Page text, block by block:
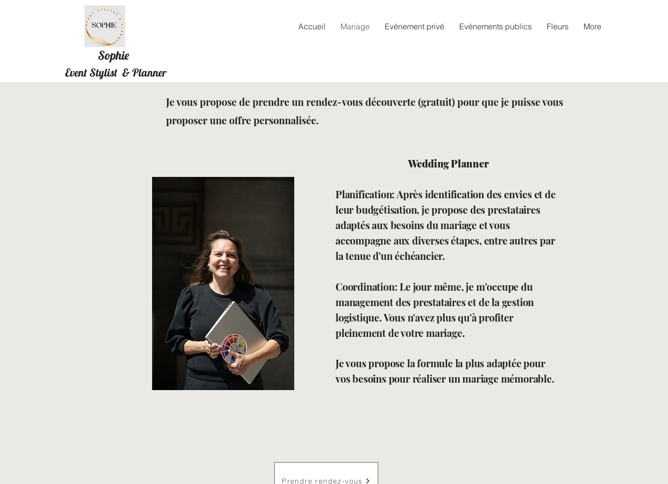
Sophie
Event Stylist & Planner
Accueil Mariage Evénement privé Evénements publics Fleurs More
Je vous propose de prendre un rendez-vous découverte (gratuit) pour que je puisse vous
proposer une offre personnalisée.
Wedding Planner
Planification: Après identification des envies et de
leur budgétisation, je propose des prestataires
adaptés aux besoins du mariage et vous
accompagne aux diverses étapes, entre autres par
la tenue d'un échéancier.
Coordination: Le jour même, je m'occupe du
management des prestataires et de la gestion
logistique. Vous n'avez plus qu'à profiter
pleinement de votre mariage.
Je vous propose la formule la plus adaptée pour
vos besoins pour réaliser un mariage mémorable.
Prendre rendez-vous